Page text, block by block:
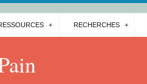
RECHERCHES